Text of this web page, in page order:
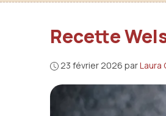
Recette
23 février 2026 parLaura